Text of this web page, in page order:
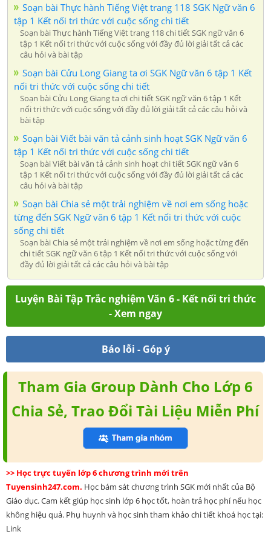
Soạn bài Thực hành Tiếng Việt trang 118 SGK Ngữ văn 6
tập 1 Kết nối tri thức với cuộc sống chi tiết
Soạn bài Thực hành Tiếng Việt trang 118 chi tiết SGK ngữ văn 6
tập 1 Kết nối tri thức với cuộc sống với đầy đủ lời giải tất cả các
câu hỏi và bài tập
Soạn bài Cửu Long Giang ta ơi SGK Ngữ văn 6 tập 1 Kết
nối tri thức với cuộc sống chi tiết
Soạn bài Cửu Long Giang ta ơi chi tiết SGK ngữ văn 6 tập 1 Kết
nối tri thức với cuộc sống với đầy đủ lời giải tất cả các câu hỏi và
bài tập
Soạn bài Viết bài văn tả cảnh sinh hoạt SGK Ngữ văn 6
tập 1 Kết nối tri thức với cuộc sống chi tiết
Soạn bài Viết bài văn tả cảnh sinh hoạt chi tiết SGK ngữ văn 6
tập 1 Kết nối tri thức với cuộc sống với đầy đủ lời giải tất cả các
câu hỏi và bài tập
Soạn bài Chia sẻ một trải nghiệm về nơi em sống hoặc
từng đến SGK Ngữ văn 6 tập 1 Kết nối tri thức với cuộc
sống chi tiết
Soạn bài Chia sẻ một trải nghiệm về nơi em sống hoặc từng đến
chi tiết SGK ngữ văn 6 tập 1 Kết nối tri thức với cuộc sống với
đầy đủ lời giải tất cả các câu hỏi và bài tập
Luyện Bài Tập Trắc nghiệm Văn 6 - Kết nối tri thức
- Xem ngay
Báo lỗi - Góp ý
Tham Gia Group Dành Cho Lớp 6
Chia Sẻ, Trao Đổi Tài Liệu Miễn Phí
>> Học trực tuyến lớp 6 chương trình mới trên
Tuyensinh247.com. Học bám sát chương trình SGK mới nhất của Bộ
Giáo dục. Cam kết giúp học sinh lớp 6 học tốt, hoàn trả học phí nếu học
không hiệu quả. Phụ huynh và học sinh tham khảo chi tiết khoá học tại:
Link